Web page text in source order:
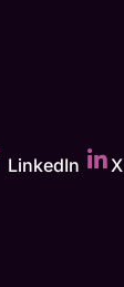
LinkedIn X